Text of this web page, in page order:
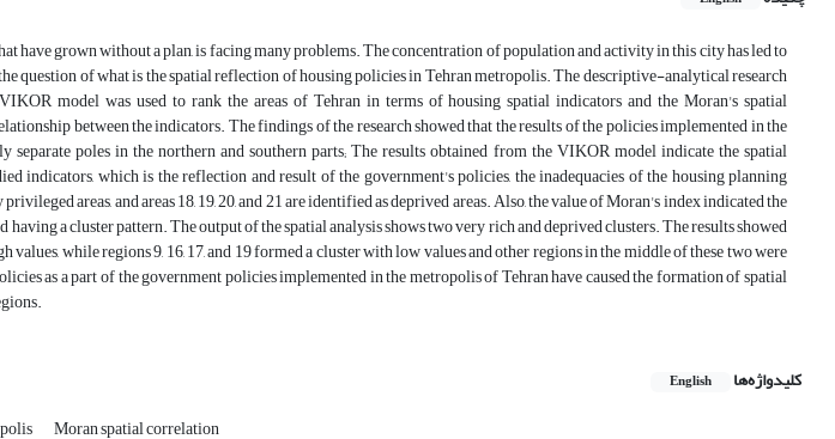
have grown without a plan, is facing many problems. The concentration of population and activity in this city has led to
question of what is the spatial reflection of housing policies in Tehran metropolis. The descriptive-analytical research
model was used to rank the areas of Tehran in terms of housing spatial indicators and the Moran's spatial
between the indicators. The findings of the research showed that the results of the policies implemented in the
poles in the northern and southern parts; The results obtained from the VIKOR model indicate the spatial
indicators, which is the reflection and result of the government's policies, the inadequacies of the housing planning
areas, and areas 18, 19, 20, and 21 are identified as deprived areas. Also, the value of Moran's index indicated the
a cluster pattern. The output of the spatial analysis shows two very rich and deprived clusters. The results showed
values, while regions 9, 16, 17, and 19 formed a cluster with low values and other regions in the middle of these two were
as a part of the government policies implemented in the metropolis of Tehran have caused the formation of spatial
کلیدواژه‌ها English
Moran spatial correlation